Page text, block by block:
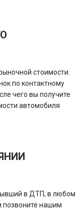
стоимости.
по контактному
чего вы получите
автомобиля
в ДТП, в любом
позвоните нашим